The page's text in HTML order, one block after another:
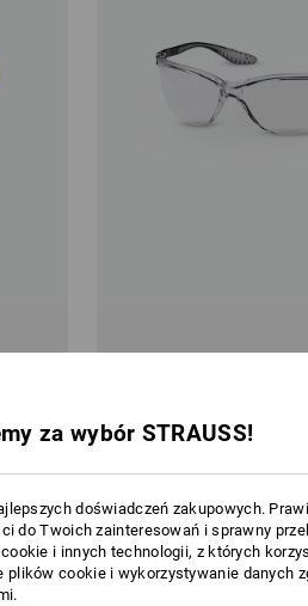
za wybór STRAUSS!
doświadczeń zakupowych.
do Twoich zainteresowań i sprawny
i innych technologii, z których
plików cookie i wykorzystywanie danych